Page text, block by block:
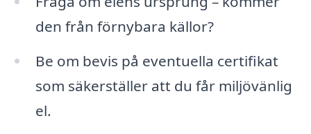
den från förnybara källor?
Be om bevis på eventuella certifikat
som säkerställer att du får miljövänlig
el.